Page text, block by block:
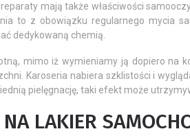
mają także właściwości
to z obowiązku regularnego mycia
dedykowaną chemią.
mimo iż wymieniamy ją dopiero na
Karoseria nabiera szklistości i
pielęgnację, taki efekt może
LAKIER